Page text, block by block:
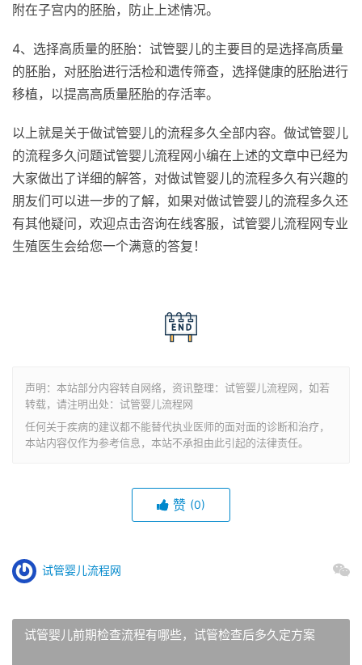
附在子宫内的胚胎，防止上述情况。
4、选择高质量的胚胎：试管婴儿的主要目的是选择高质量
的胚胎，对胚胎进行活检和遗传筛查，选择健康的胚胎进行
移植，以提高高质量胚胎的存活率。
以上就是关于做试管婴儿的流程多久全部内容。做试管婴儿
的流程多久问题试管婴儿流程网小编在上述的文章中已经为
大家做出了详细的解答，对做试管婴儿的流程多久有兴趣的
朋友们可以进一步的了解，如果对做试管婴儿的流程多久还
有其他疑问，欢迎点击咨询在线客服，试管婴儿流程网专业
生殖医生会给您一个满意的答复！
声明：本站部分内容转自网络，资讯整理：试管婴儿流程网，如若
转载，请注明出处：试管婴儿流程网
任何关于疾病的建议都不能替代执业医师的面对面的诊断和治疗，
本站内容仅作为参考信息，本站不承担由此引起的法律责任。
赞 (0)
试管婴儿流程网
试管婴儿前期检查流程有哪些，试管检查后多久定方案